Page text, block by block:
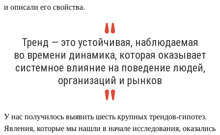
и описали его свойства.
Тренд — это устойчивая, наблюдаемая
во времени динамика, которая оказывает
системное влияние на поведение людей,
организаций и рынков
У нас получилось выявить шесть крупных трендов-гипотез.
Явления, которые мы нашли в начале исследования, оказались